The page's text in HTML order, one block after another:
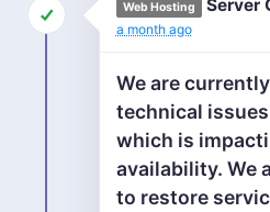
Web Hosting Server
a month ago
We are
technical
which is
availability. We
to restore